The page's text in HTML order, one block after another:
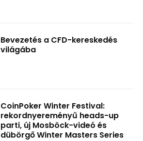
Bevezetés a CFD-kereskedés
világába
CoinPoker Winter Festival:
rekordnyereményű heads-up
parti, új Mosböck-videó és
dübörgő Winter Masters Series